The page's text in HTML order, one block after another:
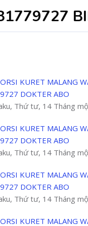
KURET MALANG
DOKTER ABO
Thứ tư, 14 Tháng
KURET MALANG
DOKTER ABO
Thứ tư, 14 Tháng
KURET MALANG
DOKTER ABO
Thứ tư, 14 Tháng
KURET MALANG